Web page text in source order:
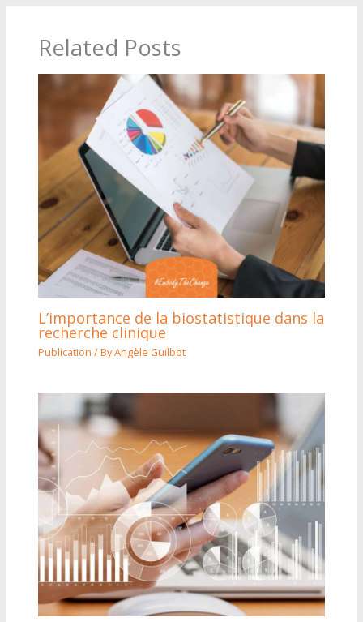
Related Posts
L’importance de la biostatistique dans la
recherche clinique
Publication / ByAngèle Guilbot